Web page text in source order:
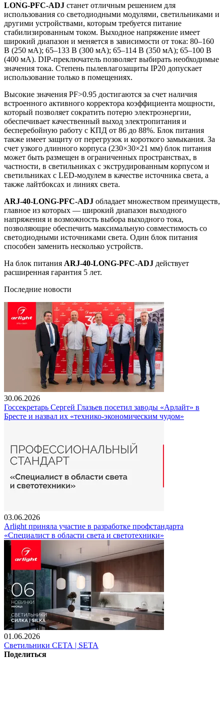
LONG-PFC-ADJ станет отличным решением для
использования со светодиодными модулями, светильниками и
другими устройствами, которым требуется питание
стабилизированным током. Выходное напряжение имеет
широкий диапазон и меняется в зависимости от тока: 80–160
В (250 мА); 65–133 В (300 мА); 65–114 В (350 мА); 65–100 В
(400 мА). DIP-преключатель позволяет выбирать необходимые
значения тока. Степень пылевлагозащиты IP20 допускает
использование только в помещениях.
Высокие значения PF>0.95 достигаются за счет наличия
встроенного активного корректора коэффициента мощности,
который позволяет сократить потерю электроэнергии,
обеспечивает качественный выход электропитания и
бесперебойную работу с КПД от 86 до 88%. Блок питания
также имеет защиту от перегрузок и короткого замыкания. За
счет узкого длинного корпуса (230×30×21 мм) блок питания
может быть размещен в ограниченных пространствах, в
частности, в светильниках с экструдированным корпусом и
светильниках с LED-модулем в качестве источника света, а
также лайтбоксах и линиях света.
ARJ-40-LONG-PFC-ADJ обладает множеством преимуществ,
главное из которых — широкий диапазон выходного
напряжения и возможность выбора выходного тока,
позволяющие обеспечить максимальную совместимость со
светодиодными источниками света. Один блок питания
способен заменить несколько устройств.
На блок питания ARJ-40-LONG-PFC-ADJ действует
расширенная гарантия 5 лет.
Последние новости
30.06.2026
Госсекретарь Сергей Глазьев посетил заводы «Арлайт» в
Бресте и назвал их «технико-экономическим чудом»
03.06.2026
Arlight приняла участие в разработке профстандарта
«Специалист в области света и светотехники»
01.06.2026
Светильники СЕТА | SETA
Поделиться